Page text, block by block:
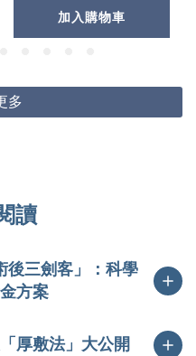
(限定通路)
加入購物車
多
讀
三劍客」：科學
方案
厚敷法」大公開